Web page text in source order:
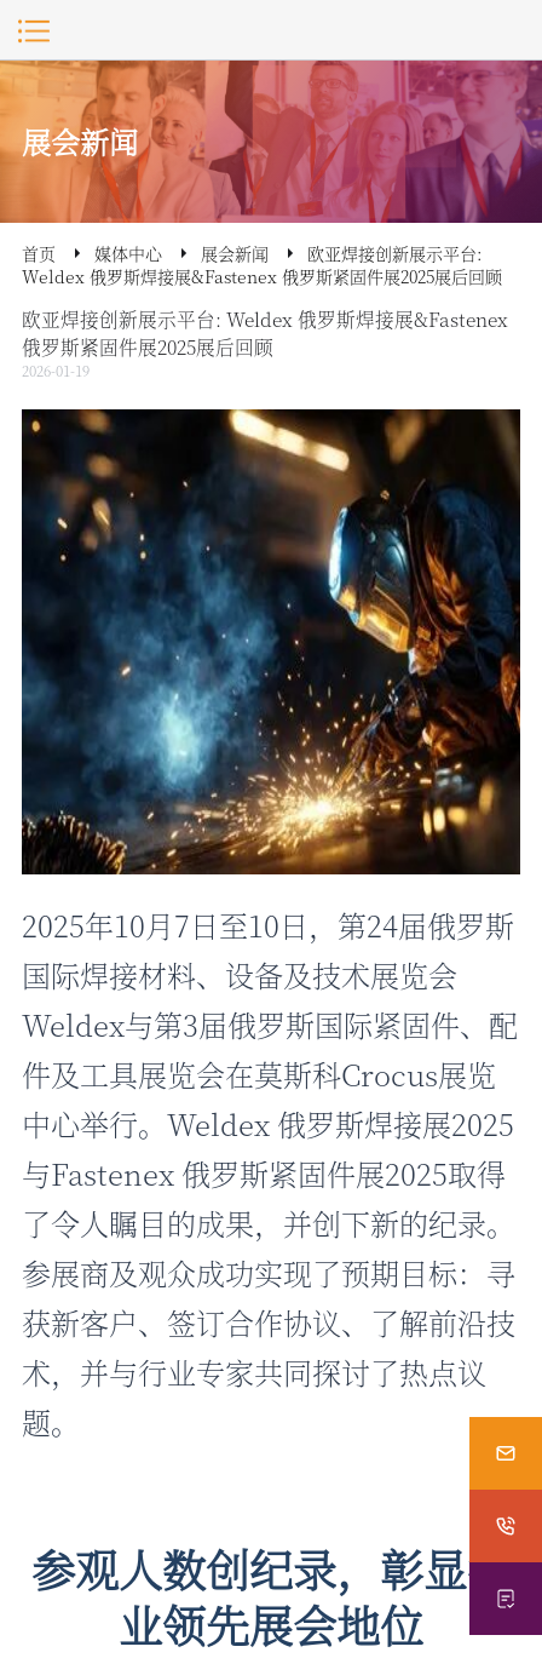
展会新闻
首页 媒体中心 展会新闻
欧亚焊接创新展示平台:
Weldex 俄罗斯焊接展&Fastenex 俄罗斯紧固件展2025展后回顾
欧亚焊接创新展示平台: Weldex 俄罗斯焊接展&Fastenex
俄罗斯紧固件展2025展后回顾
2026-01-19
2025年10月7日至10日，第24届俄罗斯
国际焊接材料、设备及技术展览会
Weldex与第3届俄罗斯国际紧固件、配
件及工具展览会在莫斯科Crocus展览
中心举行。 Weldex 俄罗斯焊接展2025
与Fastenex 俄罗斯紧固件展2025取得
了令人瞩目的成果，并创下新的纪录。
参展商及观众成功实现了预期目标：寻
获新客户、签订合作协议、了解前沿技
术，并与行业专家共同探讨了热点议
题。
参观人数创纪录，彰显行
业领先展会地位